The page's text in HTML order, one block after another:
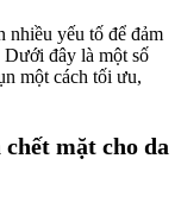
nhiều yếu tố để đảm
Dưới đây là một số
một cách tối ưu,
mặt cho da